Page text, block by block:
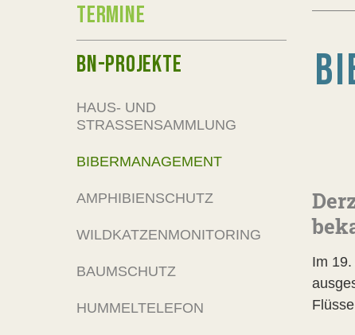
Im
TERMINE
BN-PROJEKTE
HAUS- UND
STRASSENSAMMLUNG
BIBERMANAGEMENT
AMPHIBIENSCHUTZ
WILDKATZENMONITORING
BAUMSCHUTZ
HUMMELTELEFON